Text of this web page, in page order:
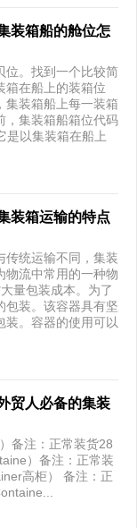
装箱船的舱位怎
位。找到一个比较简
箱在船上的装箱位
集装箱船上每一装箱
，集装箱船箱位代码
是以集装箱在船上
装箱运输的特点
传统运输不同，集装
物流中常用的一种物
量包装成本。为了
包装。该容器具有坚
装。容器的使用可以
贸人必备的集装
备注：正常装货28
）备注：正常装
高柜） 备注：正